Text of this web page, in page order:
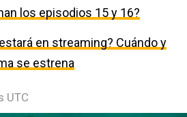
los episodios 15 y 16?
en streaming? Cuándo y
se estrena
UTC